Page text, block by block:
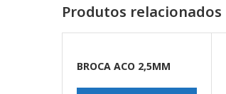
Produtos relacionados
BROCA ACO 2,5MM